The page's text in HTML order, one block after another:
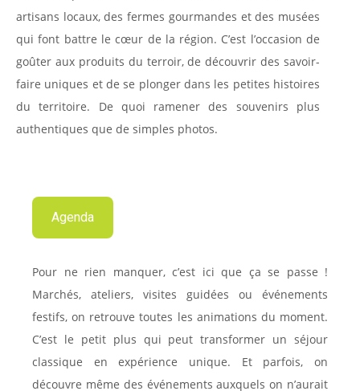
artisans locaux, des fermes gourmandes et des musées
qui font battre le cœur de la région. C’est l’occasion de
goûter aux produits du terroir, de découvrir des savoir-
faire uniques et de se plonger dans les petites histoires
du territoire. De quoi ramener des souvenirs plus
authentiques que de simples photos.
Agenda
Pour ne rien manquer, c’est ici que ça se passe !
Marchés, ateliers, visites guidées ou événements
festifs, on retrouve toutes les animations du moment.
C’est le petit plus qui peut transformer un séjour
classique en expérience unique. Et parfois, on
découvre même des événements auxquels on n’aurait